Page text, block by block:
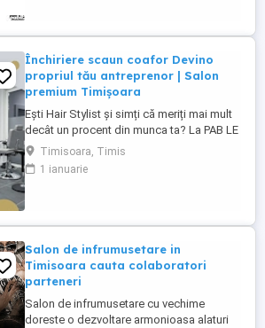
de clienți formată - program stabil ...
Închiriere scaun coafor Devino
propriul tău antreprenor | Salon
premium Timișoara
Ești Hair Stylist și simți că meriți mai mult
decât un procent din munca ta? La PAB LE
Studio îți oferim mai mult decât un scaun
de închiriat. Îți oferim oportunitatea de a-ți
construi propriul brand, de a-ți dezvolta
unele dintre ...
Timisoara, Timis
1 ianuarie
Salon de infrumusetare in
Timisoara cauta colaboratori
parteneri
Salon de infrumusetare cu vechime
doreste o dezvoltare armonioasa alaturi